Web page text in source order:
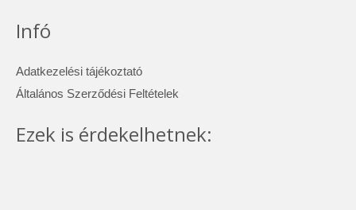
Infó
Adatkezelési tájékoztató
Általános Szerződési Feltételek
Ezek is érdekelhetnek: